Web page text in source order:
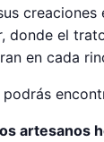
creaciones
donde el
en cada
artesanos